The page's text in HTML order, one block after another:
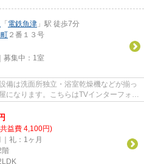
「 電鉄魚津 」駅 徒歩7分
２番１３号
集中： 1室
備は洗面所独立・浴室乾燥機などが揃っ
になります。こちらはTVインターフォン
益費 4,100円)
礼：1ヶ月
階